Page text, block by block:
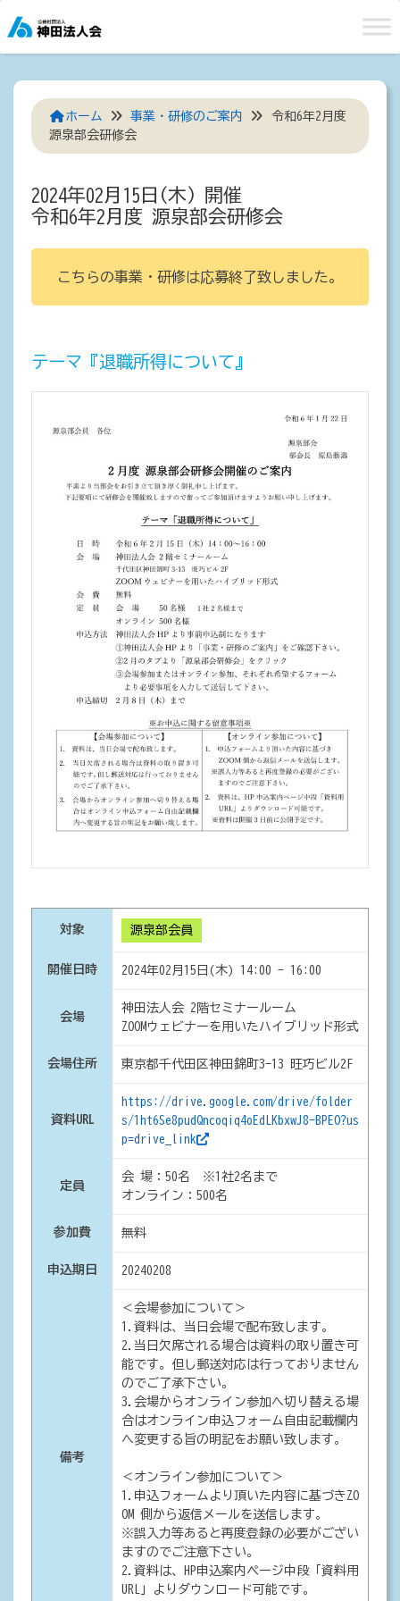
to
content
ホーム 事業・研修のご案内
令和6年2月度
源泉部会研修会
2024年02月15日(木) 開催
令和6年2月度 源泉部会研修会
こちらの事業・研修は応募終了致しました。
テーマ『退職所得について』
対象 源泉部会員
開催日時 2024年02月15日(木) 14:00 - 16:00
会場
神田法人会 2階セミナールーム
ZOOMウェビナーを用いたハイブリッド形式
会場住所 東京都千代田区神田錦町3-13 旺巧ビル2F
資料URL
https://drive.google.com/drive/folder
s/1ht6Se8pudQncoqiq4oEdLKbxwJ8-BPEO?us
p=drive_link
定員
会 場：50名 ※1社2名まで
オンライン：500名
参加費 無料
申込期日 20240208
備考
＜会場参加について＞
1.資料は、当日会場で配布致します。
2.当日欠席される場合は資料の取り置き可
能です。但し郵送対応は行っておりません
のでご了承下さい。
3.会場からオンライン参加へ切り替える場
合はオンライン申込フォーム自由記載欄内
へ変更する旨の明記をお願い致します。
＜オンライン参加について＞
1.申込フォームより頂いた内容に基づきZO
OM 側から返信メールを送信します。
※誤入力等あると再度登録の必要がござい
ますのでご注意下さい。
2.資料は、HP申込案内ページ中段「資料用
URL」よりダウンロード可能です。